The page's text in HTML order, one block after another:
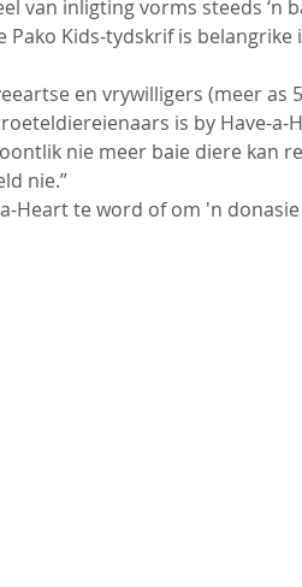
van inligting vorms steeds ‘n
Pako Kids-tydskrif is
en vrywilligers (meer as
is by Have-a-
nie meer baie diere kan
nie.”
Heart te word of om 'n